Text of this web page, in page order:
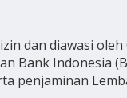
dan diawasi oleh
Bank Indonesia
penjaminan